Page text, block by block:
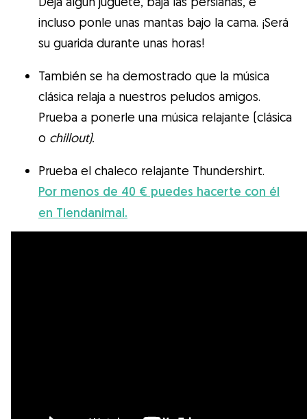
incluso ponle unas mantas bajo la cama. ¡Será
su guarida durante unas horas!
También se ha demostrado que la música
clásica relaja a nuestros peludos amigos.
Prueba a ponerle una música relajante (clásica
o chillout).
Prueba el chaleco relajante Thundershirt.
Por menos de 40 € puedes hacerte con él
en Tiendanimal.